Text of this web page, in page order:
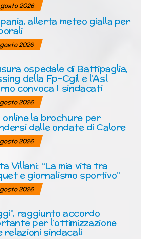
2026
allerta meteo gialla per
2026
ospedale di Battipaglia,
della Fp-Cgil e l’Asl
convoca I sindacati
2026
online la brochure per
dalle ondate di Calore
2026
Villani: “La mia vita tra
e giornalismo sportivo”
2026
raggiunto accordo
per l’ottimizzazione
relazioni sindacali